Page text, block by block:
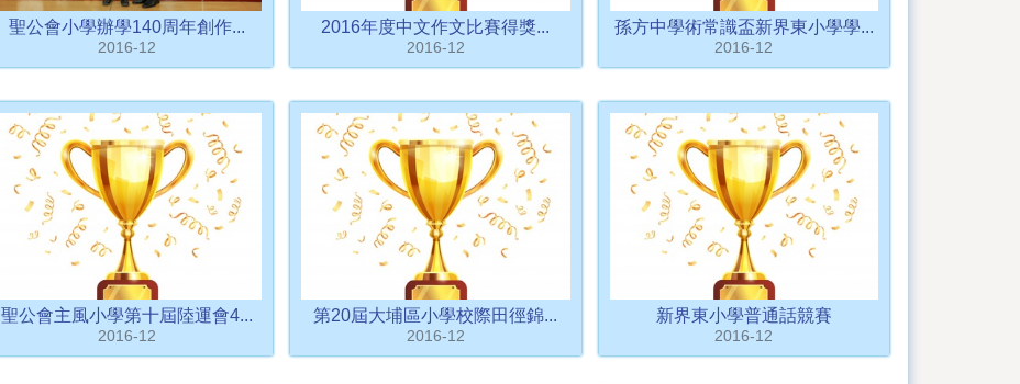
聖公會小學辦學140周年創作...
2016-12
2016年度中文作文比賽得獎...
2016-12
孫方中學術常識盃新界東小學學...
2016-12
聖公會主風小學第十屆陸運會4...
2016-12
第20屆大埔區小學校際田徑錦...
2016-12
新界東小學普通話競賽
2016-12